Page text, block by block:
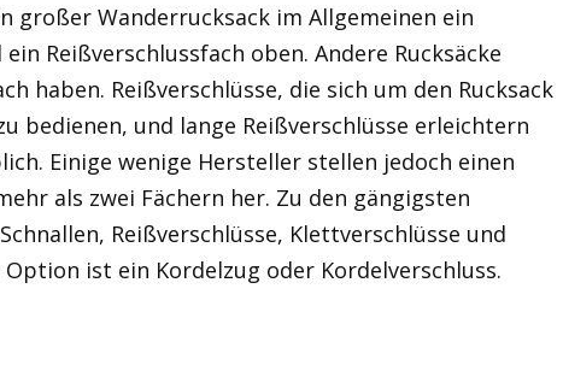
großer Wanderrucksack im Allgemeinen ein
Reißverschlussfach oben. Andere Rucksäcke
haben. Reißverschlüsse, die sich um den Rucksack
bedienen, und lange Reißverschlüsse erleichtern
Einige wenige Hersteller stellen jedoch einen
als zwei Fächern her. Zu den gängigsten
Reißverschlüsse, Klettverschlüsse und
ist ein Kordelzug oder Kordelverschluss.